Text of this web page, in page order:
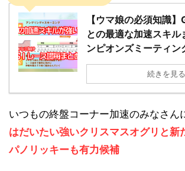
【ウマ娘の必須知識】
との最適な加速スキル
ンピオンズミーティン
続きを見る
いつもの終盤コーナー加速のみなさん
はだいたい強いクリスマスオグリと新
パノリッキーも有力候補